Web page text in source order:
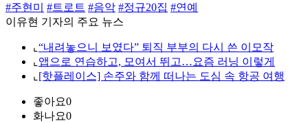
#주현미
#트로트 #음악 #정규20집 #연예
이유현 기자의 주요 뉴스
⌞ “내려놓으니 보였다” 퇴직 부부의 다시 쓴 이모작
⌞ 앱으로 연습하고, 모여서 뛰고…요즘 러닝 이렇게
⌞ [핫플레이스] 손주와 함께 떠나는 도심 속 항공 여행
좋아요0
화나요0